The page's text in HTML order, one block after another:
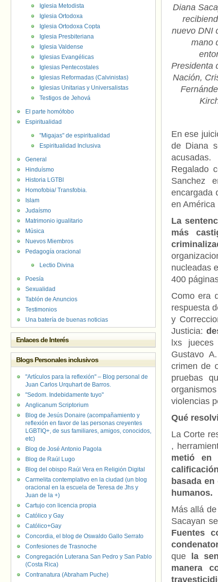
Diana
nuevo DNI
mano
Presidenta
Nación,
En ese
de Diana
Regalado
Sanchez
encargada
en
La
más
nucleadas
400
Como era
respuesta
y
Justicia:
lxs
Gustavo
crimen de
pruebas
violencias
Qué
La Corte
,
metió en
basada
humanos.
Más allá
Sacayan
Fuentes
que la
manera
Iglesia Metodista
Iglesia Ortodoxa
Iglesia Ortodoxa Copta
Iglesia Presbiteriana
Iglesia Valdense
Iglesias Evangélicas
Iglesias Pentecostales
Iglesias Reformadas (Calvinistas)
Iglesias Unitarias y Universalistas
Testigos de Jehová
El parte homófobo
Espiritualidad
"Migajas" de espiritualidad
Espiritualidad Inclusiva
General
Hinduísmo
Historia LGTBI
Homofobia/ Transfobia.
Islam
Judaísmo
Matrimonio igualitario
Música
Nuevos Miembros
Pedagogía oracional
Lectio Divina
Poesía
Sexualidad
Tablón de Anuncios
Testimonios
Una batería de buenas noticias
Enlaces de Interés
Blogs Personales inclusivos
"Artículos para la reflexión" – Blog personal de
Juan Carlos Urquhart de Barros.
"Sedom. Indebidamente tuyo"
Anglicanum Scriptorium
Blog de Jesús Donaire (acompañamiento y
reflexión en favor de las personas creyentes
LGBTIQ+, de sus familiares, amigos, conocidos,
etc)
Blog de José Antonio Pagola
Blog de Raúl Lugo
Blog del obispo Raúl Vera en Religión Digital
Carmelita contemplativo en la ciudad (un blog
oracional en la escuela de Teresa de Jhs y
Juan de la +)
Cartujo con licencia propia
Católico y Gay
Católico+Gay
Concordia, el blog de Oswaldo Gallo Serrato
Confesiones de Trasnoche
Congregación Luterana San Pedro y San Pablo
(Costa Rica)
Contranatura (Abraham Puche)